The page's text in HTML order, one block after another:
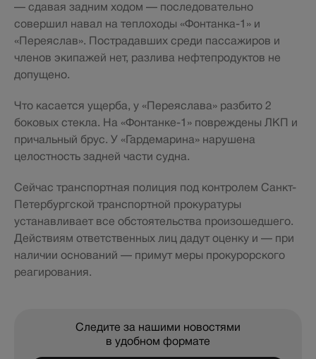
— сдавая задним ходом — последовательно
совершил навал на теплоходы «Фонтанка-1» и
«Переяслав». Пострадавших среди пассажиров и
членов экипажей нет, разлива нефтепродуктов не
допущено.
Что касается ущерба, у «Переяслава» разбито 2
боковых стекла. На «Фонтанке-1» повреждены ЛКП и
причальный брус. У «Гардемарина» нарушена
целостность задней части судна.
Сейчас транспортная полиция под контролем Санкт-
Петербургской транспортной прокуратуры
устанавливает все обстоятельства произошедшего.
Действиям ответственных лиц дадут оценку и — при
наличии оснований — примут меры прокурорского
реагирования.
Следите за нашими новостями
в удобном формате